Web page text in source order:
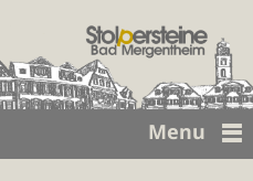
Menu